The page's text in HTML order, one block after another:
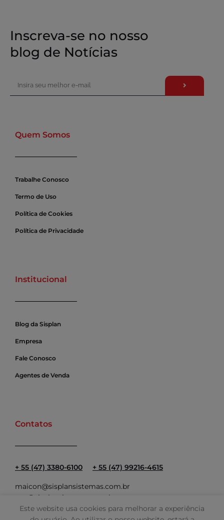
Inscreva-se no nosso
blog de Notícias
Quem Somos
Trabalhe Conosco
Termo de Uso
Política de Cookies
Política de Privacidade
Institucional
Blog da Sisplan
Empresa
Fale Conosco
Agentes de Venda
Contatos
+ 55 (47) 3380-6100 + 55 (47) 99216-4615
maicon@sisplansistemas.com.br
ana@sisplansistemas.com.br
Este website usa cookies para melhorar a experiência